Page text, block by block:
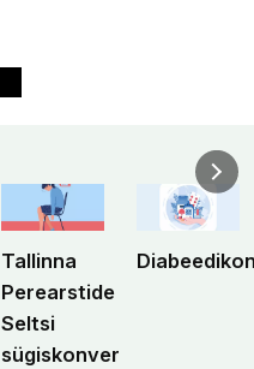
Tallinna
Perearstide
Seltsi
sügiskonverents